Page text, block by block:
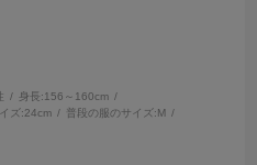
身長:156～160cm
ズ:24cm 普段の服のサイズ:M